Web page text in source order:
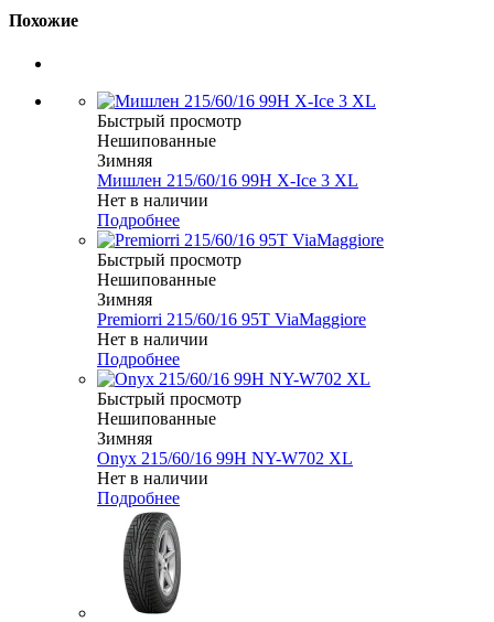
Похожие
Быстрый просмотр
Нешипованные
Зимняя
Мишлен 215/60/16 99H X-Ice 3 XL
Нет в наличии
Подробнее
Быстрый просмотр
Нешипованные
Зимняя
Premiorri 215/60/16 95T ViaMaggiore
Нет в наличии
Подробнее
Быстрый просмотр
Нешипованные
Зимняя
Onyx 215/60/16 99H NY-W702 XL
Нет в наличии
Подробнее